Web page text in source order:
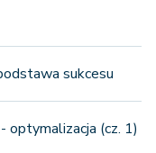
sukcesu
optymalizacja (cz. 1)